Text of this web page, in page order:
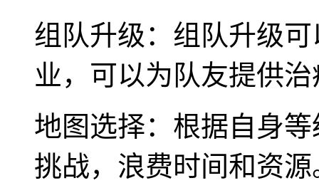
组队升级：组队升级
业，可以为队友提供
地图选择：根据自身
挑战，浪费时间和资